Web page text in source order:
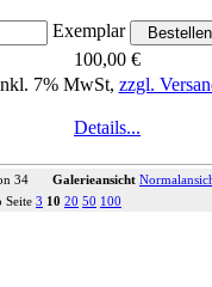
Exemplar
100,00 €
7% MwSt, zzgl.
Details...
34 Galerieansicht
Seite 3 10 20 50 100